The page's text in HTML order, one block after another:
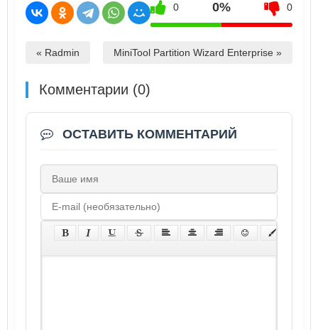
0 0% 0
« Radmin MiniTool Partition Wizard Enterprise »
Комментарии (0)
ОСТАВИТЬ КОММЕНТАРИЙ